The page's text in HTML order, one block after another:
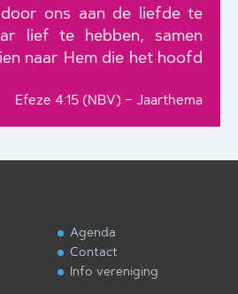
door ons aan de liefde te
lief te hebben, samen
naar Hem die het hoofd
Efeze 4:15 (NBV) – Jaarthema
Agenda
Contact
Info vereniging